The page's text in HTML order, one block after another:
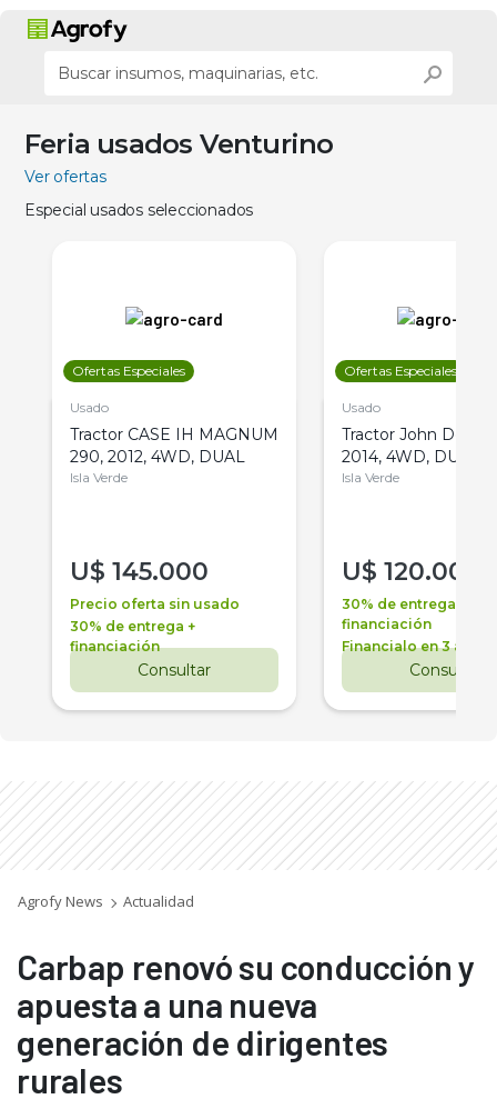
Feria usados Venturino
Ver ofertas
Especial usados seleccionados
Ofertas Especiales
Usado
Tractor CASE IH MAGNUM
290, 2012, 4WD, DUAL
Isla Verde
U$ 145.000
Precio oferta sin usado
30% de entrega +
financiación
Consultar
Ofertas Especiales
Usado
Tractor John Deere
2014, 4WD, DUAL
Isla Verde
U$ 120.000
30% de entrega +
financiación
Financialo en 3 años
Consultar
Agrofy News Actualidad
Carbap renovó su conducción y
apuesta a una nueva
generación de dirigentes
rurales